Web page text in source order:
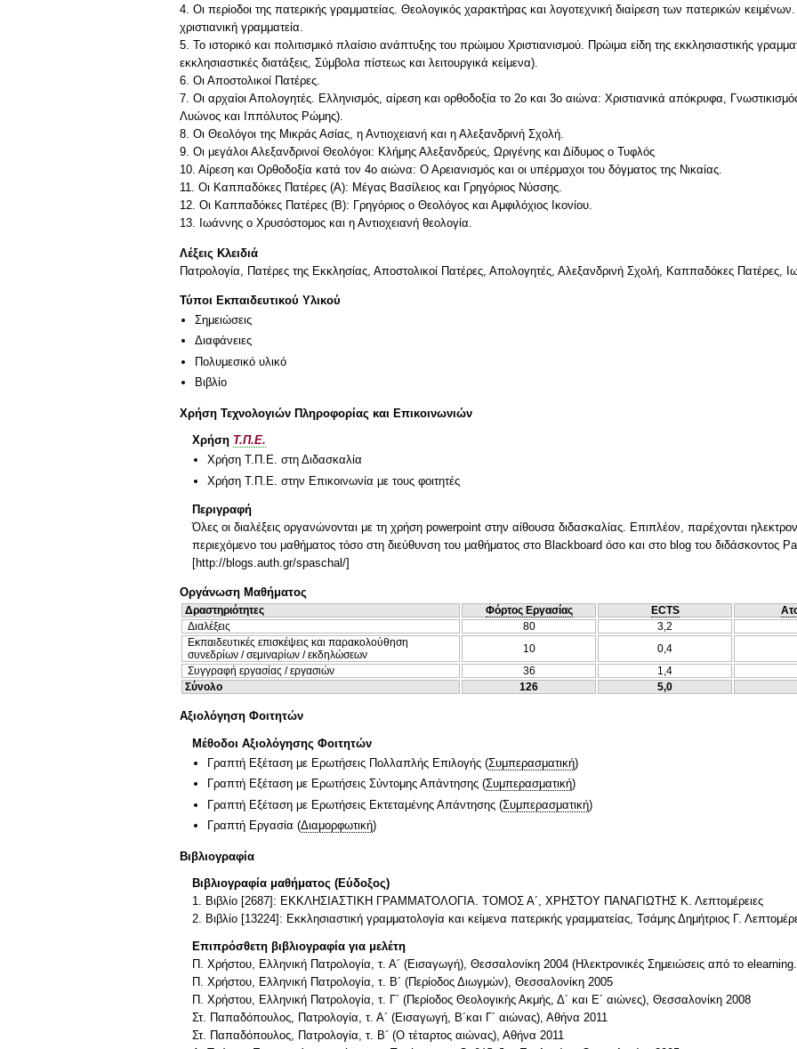
4. Οι περίοδοι της πατερικής γραμματείας. Θεολογικός χαρακτήρας και λογοτεχνική διαίρεση των πατερικών
χριστιανική γραμματεία.
5. Το ιστορικό και πολιτισμικό πλαίσιο ανάπτυξης του πρώιμου Χριστιανισμού. Πρώιμα είδη της εκκλησιαστικής
εκκλησιαστικές διατάξεις, Σύμβολα πίστεως και λειτουργικά κείμενα).
6. Οι Αποστολικοί Πατέρες.
7. Οι αρχαίοι Απολογητές. Ελληνισμός, αίρεση και ορθοδοξία το 2ο και 3ο αιώνα: Χριστιανικά απόκρυφα, Γνωστικισμός
Λυώνος και Ιππόλυτος Ρώμης).
8. Οι Θεολόγοι της Μικράς Ασίας, η Αντιοχειανή και η Αλεξανδρινή Σχολή.
9. Οι μεγάλοι Αλεξανδρινοί Θεολόγοι: Κλήμης Αλεξανδρεύς, Ωριγένης και Δίδυμος ο Τυφλός
10. Αίρεση και Ορθοδοξία κατά τον 4ο αιώνα: Ο Αρειανισμός και οι υπέρμαχοι του δόγματος της Νικαίας.
11. Οι Καππαδόκες Πατέρες (Α): Μέγας Βασίλειος και Γρηγόριος Νύσσης.
12. Οι Καππαδόκες Πατέρες (Β): Γρηγόριος o Θεολόγος και Αμφιλόχιος Ικονίου.
13. Iωάννης ο Χρυσόστομος και η Αντιοχειανή θεολογία.
Λέξεις Κλειδιά
Πατρολογία, Πατέρες της Εκκλησίας, Αποστολικοί Πατέρες, Απολογητές, Αλεξανδρινή Σχολή, Καππαδόκες Πατέρες,
Τύποι Εκπαιδευτικού Υλικού
Σημειώσεις
Διαφάνειες
Πολυμεσικό υλικό
Βιβλίο
Χρήση Τεχνολογιών Πληροφορίας και Επικοινωνιών
Χρήση Τ.Π.Ε.
Χρήση Τ.Π.Ε. στη Διδασκαλία
Χρήση Τ.Π.Ε. στην Επικοινωνία με τους φοιτητές
Περιγραφή
Όλες οι διαλέξεις οργανώνονται με τη χρήση powerpoint στην αίθουσα διδασκαλίας. Επιπλέον, παρέχονται
περιεχόμενο του μαθήματος τόσο στη διεύθυνση του μαθήματος στο Blackboard όσο και στο blog του διδάσκοντος
[http://blogs.auth.gr/spaschal/]
Οργάνωση Μαθήματος
Δραστηριότητες Φόρτος Εργασίας ECTS
Διαλέξεις
80 3,2
Εκπαιδευτικές επισκέψεις και παρακολούθηση
συνεδρίων / σεμιναρίων / εκδηλώσεων
10 0,4
Συγγραφή εργασίας / εργασιών
36 1,4
Σύνολο
126 5,0
Αξιολόγηση Φοιτητών
Μέθοδοι Αξιολόγησης Φοιτητών
Γραπτή Εξέταση με Ερωτήσεις Πολλαπλής Επιλογής (Συμπερασματική)
Γραπτή Εξέταση με Ερωτήσεις Σύντομης Απάντησης (Συμπερασματική)
Γραπτή Εξέταση με Ερωτήσεις Εκτεταμένης Απάντησης (Συμπερασματική)
Γραπτή Εργασία (Διαμορφωτική)
Βιβλιογραφία
Βιβλιογραφία μαθήματος (Εύδοξος)
1. Βιβλίο [2687]: ΕΚΚΛΗΣΙΑΣΤΙΚΗ ΓΡΑΜΜΑΤΟΛΟΓΙΑ. ΤΟΜΟΣ Α´, ΧΡΗΣΤΟΥ ΠΑΝΑΓΙΩΤΗΣ Κ. Λεπτομέρειες
2. Βιβλίο [13224]: Εκκλησιαστική γραμματολογία και κείμενα πατερικής γραμματείας, Τσάμης Δημήτριος Γ.
Επιπρόσθετη βιβλιογραφία για μελέτη
Π. Χρήστου, Ελληνική Πατρολογία, τ. Α´ (Εισαγωγή), Θεσσαλονίκη 2004 (Ηλεκτρονικές Σημειώσεις από το
Π. Χρήστου, Ελληνική Πατρολογία, τ. Β´ (Περίοδος Διωγμών), Θεσσαλονίκη 2005
Π. Χρήστου, Ελληνική Πατρολογία, τ. Γ´ (Περίοδος Θεολογικής Ακμής, Δ´ και Ε´ αιώνες), Θεσσαλονίκη 2008
Στ. Παπαδόπουλος, Πατρολογία, τ. Α´ (Εισαγωγή, Β´και Γ´ αιώνας), Αθήνα 2011
Στ. Παπαδόπουλος, Πατρολογία, τ. Β´ (Ο τέταρτος αιώνας), Αθήνα 2011